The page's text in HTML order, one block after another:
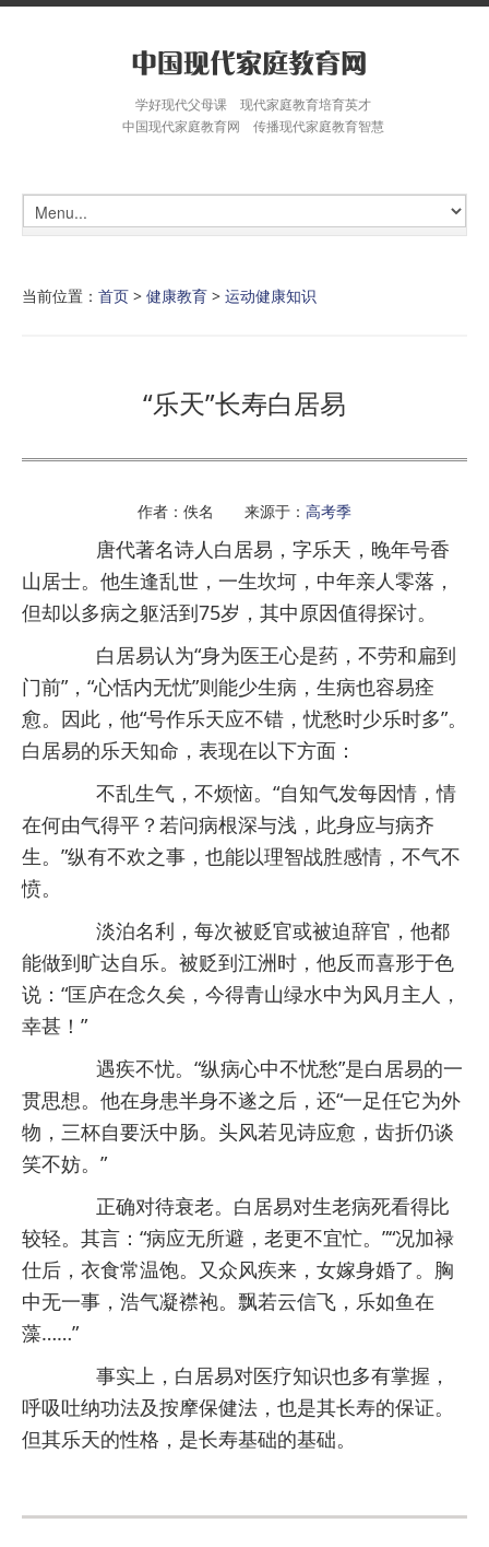
学好现代父母课 现代家庭教育培育英才
中国现代家庭教育网 传播现代家庭教育智慧
当前位置： 首页 > 健康教育 > 运动健康知识
“乐天”长寿白居易
作者：佚名 来源于： 高考季
唐代著名诗人白居易，字乐天，晚年号香
山居士。他生逢乱世，一生坎坷，中年亲人零落，
但却以多病之躯活到75岁，其中原因值得探讨。
白居易认为“身为医王心是药，不劳和扁到
门前”，“心恬内无忧”则能少生病，生病也容易痊
愈。因此，他“号作乐天应不错，忧愁时少乐时多”。
白居易的乐天知命，表现在以下方面：
不乱生气，不烦恼。“自知气发每因情，情
在何由气得平？若问病根深与浅，此身应与病齐
生。”纵有不欢之事，也能以理智战胜感情，不气不
愤。
淡泊名利，每次被贬官或被迫辞官，他都
能做到旷达自乐。被贬到江洲时，他反而喜形于色
说：“匡庐在念久矣，今得青山绿水中为风月主人，
幸甚！”
遇疾不忧。“纵病心中不忧愁”是白居易的一
贯思想。他在身患半身不遂之后，还“一足任它为外
物，三杯自要沃中肠。头风若见诗应愈，齿折仍谈
笑不妨。”
正确对待衰老。白居易对生老病死看得比
较轻。其言：“病应无所避，老更不宜忙。”“况加禄
仕后，衣食常温饱。又众风疾来，女嫁身婚了。胸
中无一事，浩气凝襟袍。飘若云信飞，乐如鱼在
藻……”
事实上，白居易对医疗知识也多有掌握，
呼吸吐纳功法及按摩保健法，也是其长寿的保证。
但其乐天的性格，是长寿基础的基础。